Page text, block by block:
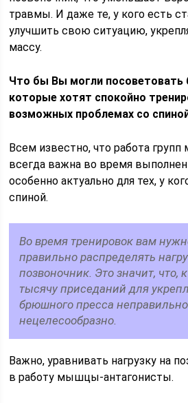
травмы. И даже те, у кого есть
улучшить свою ситуацию,
массу.
Что бы Вы могли посоветовать
которые хотят спокойно
возможных проблемах со
Всем известно, что работа
всегда важна во время
особенно актуально для тех, у
спиной.
Во время тренировок вам
правильно распределять
позвоночник. Это значит, что,
тысячу приседаний для
брюшного пресса
нецелесообразно.
Важно, уравнивать нагрузку на
в работу мышцы-антагонисты.